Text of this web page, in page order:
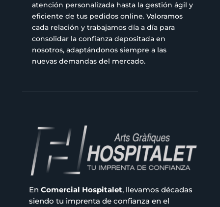
atención personalizada hasta la gestión ágil y
eficiente de tus pedidos online. Valoramos
cada relación y trabajamos día a día para
consolidar la confianza depositada en
nosotros, adaptándonos siempre a las
nuevas demandas del mercado.
En Comercial Hospitalet, llevamos décadas
siendo tu imprenta de confianza en el